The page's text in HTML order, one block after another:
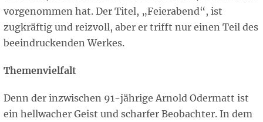
vorgenommen hat. Der Titel, „Feierabend“, ist
zugkräftig und reizvoll, aber er trifft nur einen Teil des
beeindruckenden Werkes.
Themenvielfalt
Denn der inzwischen 91-jährige Arnold Odermatt ist
ein hellwacher Geist und scharfer Beobachter. In dem